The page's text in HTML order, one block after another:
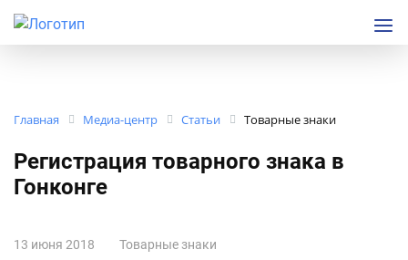
Главная Медиа-центр Статьи Товарные знаки
Регистрация товарного знака в
Гонконге
13 июня 2018 Товарные знаки